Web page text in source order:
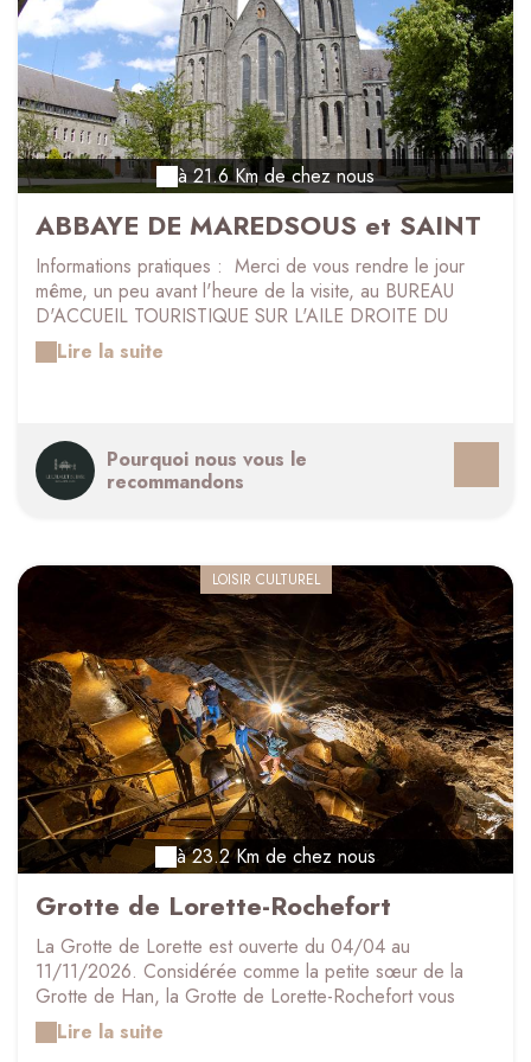
à 21.6 Km de chez nous
ABBAYE DE MAREDSOUS et SAINT
JOSEPH
Informations pratiques : Merci de vous rendre le jour
même, un peu avant l'heure de la visite, au BUREAU
D'ACCUEIL TOURISTIQUE SUR L'AILE DROITE DU
BATIMENT SAINT-JOSEPH. Vous y trouverez le bureau
d'accueil pour les visites guidées. Vous pourrez y
respecter les heures de visites afin de permettre le bon
déroulement de celles-ci.
Lire la suite
Pourquoi nous vous le
recommandons
LOISIR CULTUREL
à 23.2 Km de chez nous
Grotte de Lorette-Rochefort
La Grotte de Lorette est ouverte du 04/04 au
11/11/2026. Considérée comme la petite sœur de la
Grotte de Han, la Grotte de Lorette-Rochefort vous
surprendra par sa descente quasi à la verticale à 60
mètres sous terre ! Une visite guidée d'1h au cœur d'un
Lire la suite